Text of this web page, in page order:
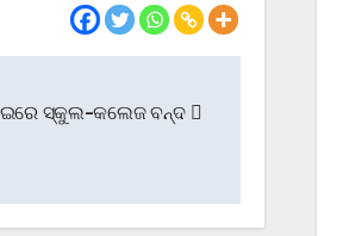
ସ୍କୁଲ-କଲେଜ ବନ୍ଦ